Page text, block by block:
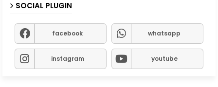
SOCIAL PLUGIN
facebook whatsapp
instagram youtube